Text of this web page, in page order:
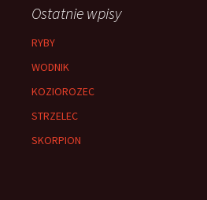
Ostatnie wpisy
RYBY
WODNIK
KOZIOROZEC
STRZELEC
SKORPION